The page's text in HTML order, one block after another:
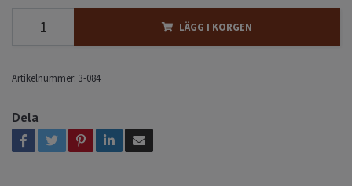
LÄGG I KORGEN
Artikelnummer: 3-084
Dela